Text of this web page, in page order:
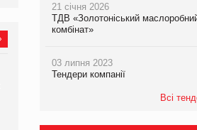
виробництва
21 січня 2026
ТДВ «Золотоніський
комбінат»
03 липня 2023
Тендери компанії
Всі